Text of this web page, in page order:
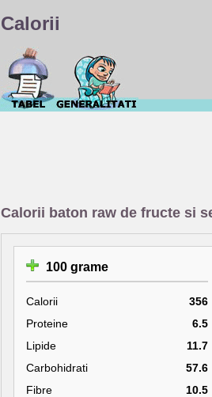
Calorii
Calorii baton raw de fructe si
100 grame
Calorii
356
Proteine
6.5
Lipide
11.7
Carbohidrati
57.6
Fibre
10.5